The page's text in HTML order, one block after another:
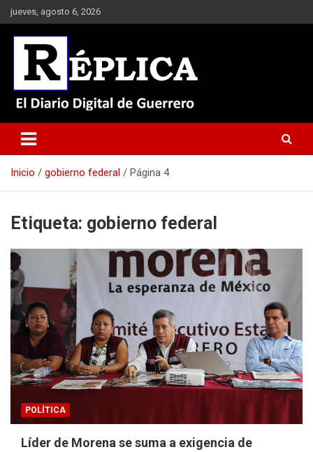
Saltar
al
contenido
jueves, agosto 6, 2026
Réplica
Inicio gobierno federal Página 4
Etiqueta: gobierno federal
POLÍTICA
Líder de Morena se suma a exigencia de